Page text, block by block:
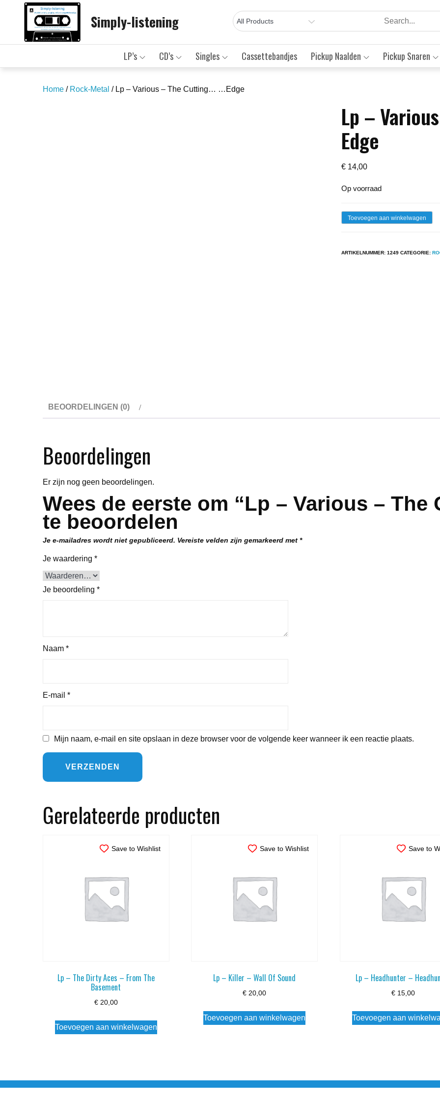
Simply-listening
LP’s CD’s Singles Cassettebandjes Pickup Naalden Pickup Snaren
Home / Rock-Metal / Lp – Various – The Cutting… …Edge
Lp –
Edge
€ 14,00
Op voorraad
LpToevoegen aan winkelwagen
ARTIKELNUMMER:1249 CATEGORIE:
BEOORDELINGEN (0)
Beoordelingen
Er zijn nog geen beoordelingen.
Wees de eerste om “Lp – Various –
te beoordelen
Je e-mailadres wordt niet gepubliceerd. Vereiste velden zijn gemarkeerd met *
Je waardering *
Je beoordeling *
Naam *
E-mail *
Mijn naam, e-mail en site opslaan in deze browser voor de volgende keer wanneer ik een reactie plaats.
Gerelateerde producten
Save to Wishlist
Lp – The Dirty Aces – From The
Basement
€20,00
Toevoegen aan winkelwagen
Save to Wishlist
Lp – Killer – Wall Of Sound
€ 20,00
Toevoegen aan winkelwagen
Save to
Lp – Headhunter –
€15,00
Toevoegen aan